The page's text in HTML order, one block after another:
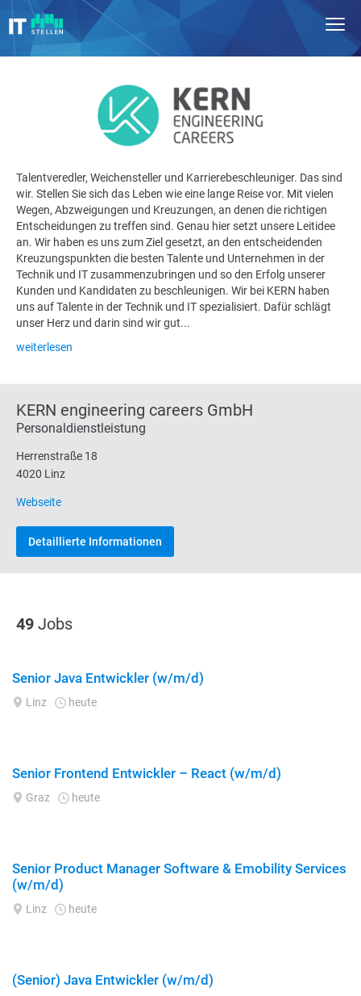
Talentveredler, Weichensteller und Karrierebeschleuniger. Das sind
wir. Stellen Sie sich das Leben wie eine lange Reise vor. Mit vielen
Wegen, Abzweigungen und Kreuzungen, an denen die richtigen
Entscheidungen zu treffen sind. Genau hier setzt unsere Leitidee
an. Wir haben es uns zum Ziel gesetzt, an den entscheidenden
Kreuzungspunkten die besten Talente und Unternehmen in der
Technik und IT zusammenzubringen und so den Erfolg unserer
Kunden und Kandidaten zu beschleunigen. Wir bei KERN haben
uns auf Talente in der Technik und IT spezialisiert. Dafür schlägt
unser Herz und darin sind wir gut...
weiterlesen
KERN engineering careers GmbH
Personaldienstleistung
Herrenstraße 18
4020 Linz
Webseite
Detaillierte Informationen
49 Jobs
Senior Java Entwickler (w/m/d)
Linz heute
Senior Frontend Entwickler – React (w/m/d)
Graz heute
Senior Product Manager Software & Emobility Services
(w/m/d)
Linz heute
(Senior) Java Entwickler (w/m/d)